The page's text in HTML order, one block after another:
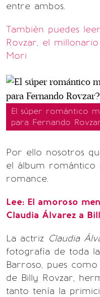
entre ambos.
También puedes
Rovzar, el
Mori
El súper romántico
para Fernando
Por ello nosotros
el álbum romántico
romance.
Lee: El amoroso
Claudia Álvarez a
La actriz Claudia
fotografía de toda
Barroso, pues como
de Billy Rovzar,
tanto tenía la